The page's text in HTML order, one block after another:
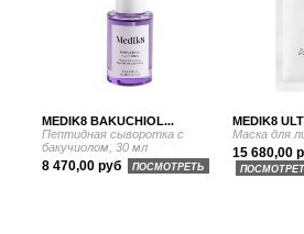
MEDIK8 BAKUCHIOL...
Пептидная сыворотка с
бакучиолом, 30 мл
8 470,00 руб ПОСМОТРЕТЬ
MEDIK8
Маска для
15 680,00